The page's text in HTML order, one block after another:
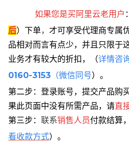
如果您是买阿里云老用户 ：
后） 下单， 才可享受代理商专属
品相对而言有点少，并且只限于
业务才有较大的折扣，
（详情咨
0160-3153 （微信同号）。
第二步：登录账号，提交产品购
果此页面中没有所需产品，请直
第三步： 联系销售人员付款结算
看收款方式）。